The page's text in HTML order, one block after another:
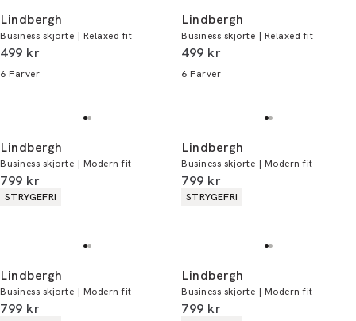
Lindbergh
Business skjorte | Relaxed fit
I alt (inkl. rabat)
499 kr
6 Farver
Lindbergh
Business skjorte | Relaxed fit
I alt (inkl. rabat)
499 kr
6 Farver
Lindbergh
Business skjorte | Modern fit
I alt (inkl. rabat)
799 kr
Produkt egenskaber
STRYGEFRI
Lindbergh
Business skjorte | Modern fit
I alt (inkl. rabat)
799 kr
Produkt egenskaber
STRYGEFRI
Lindbergh
Business skjorte | Modern fit
I alt (inkl. rabat)
799 kr
Lindbergh
Business skjorte | Modern fit
I alt (inkl. rabat)
799 kr